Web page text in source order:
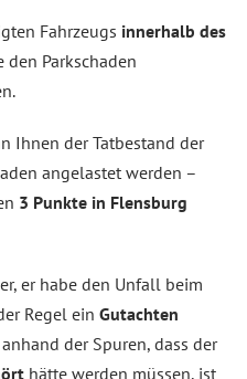
Fahrzeugs innerhalb des
Parkschaden
Ihnen der Tatbestand der
angelastet werden –
3 Punkte in Flensburg
er habe den Unfall beim
Regel ein Gutachten
der Spuren, dass der
hätte werden müssen, ist